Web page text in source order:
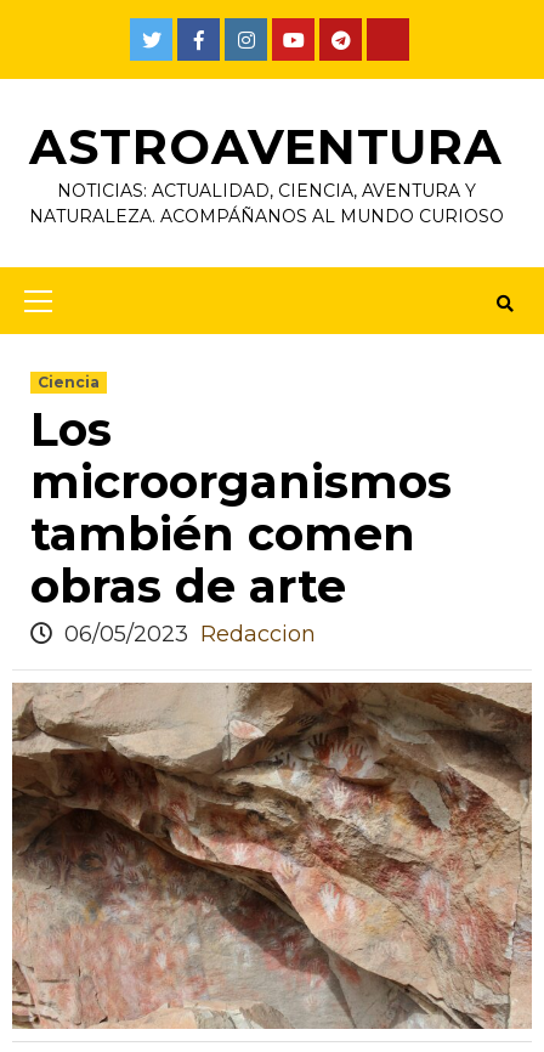
ASTROAVENTURA
NOTICIAS: ACTUALIDAD, CIENCIA, AVENTURA Y
NATURALEZA. ACOMPÁÑANOS AL MUNDO CURIOSO
Ciencia
Los
microorganismos
también comen
obras de arte
06/05/2023 Redaccion